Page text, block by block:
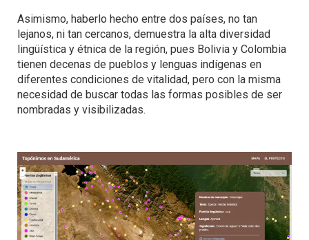
Asimismo, haberlo hecho entre dos países, no tan
lejanos, ni tan cercanos, demuestra la alta diversidad
lingüística y étnica de la región, pues Bolivia y Colombia
tienen decenas de pueblos y lenguas indígenas en
diferentes condiciones de vitalidad, pero con la misma
necesidad de buscar todas las formas posibles de ser
nombradas y visibilizadas.